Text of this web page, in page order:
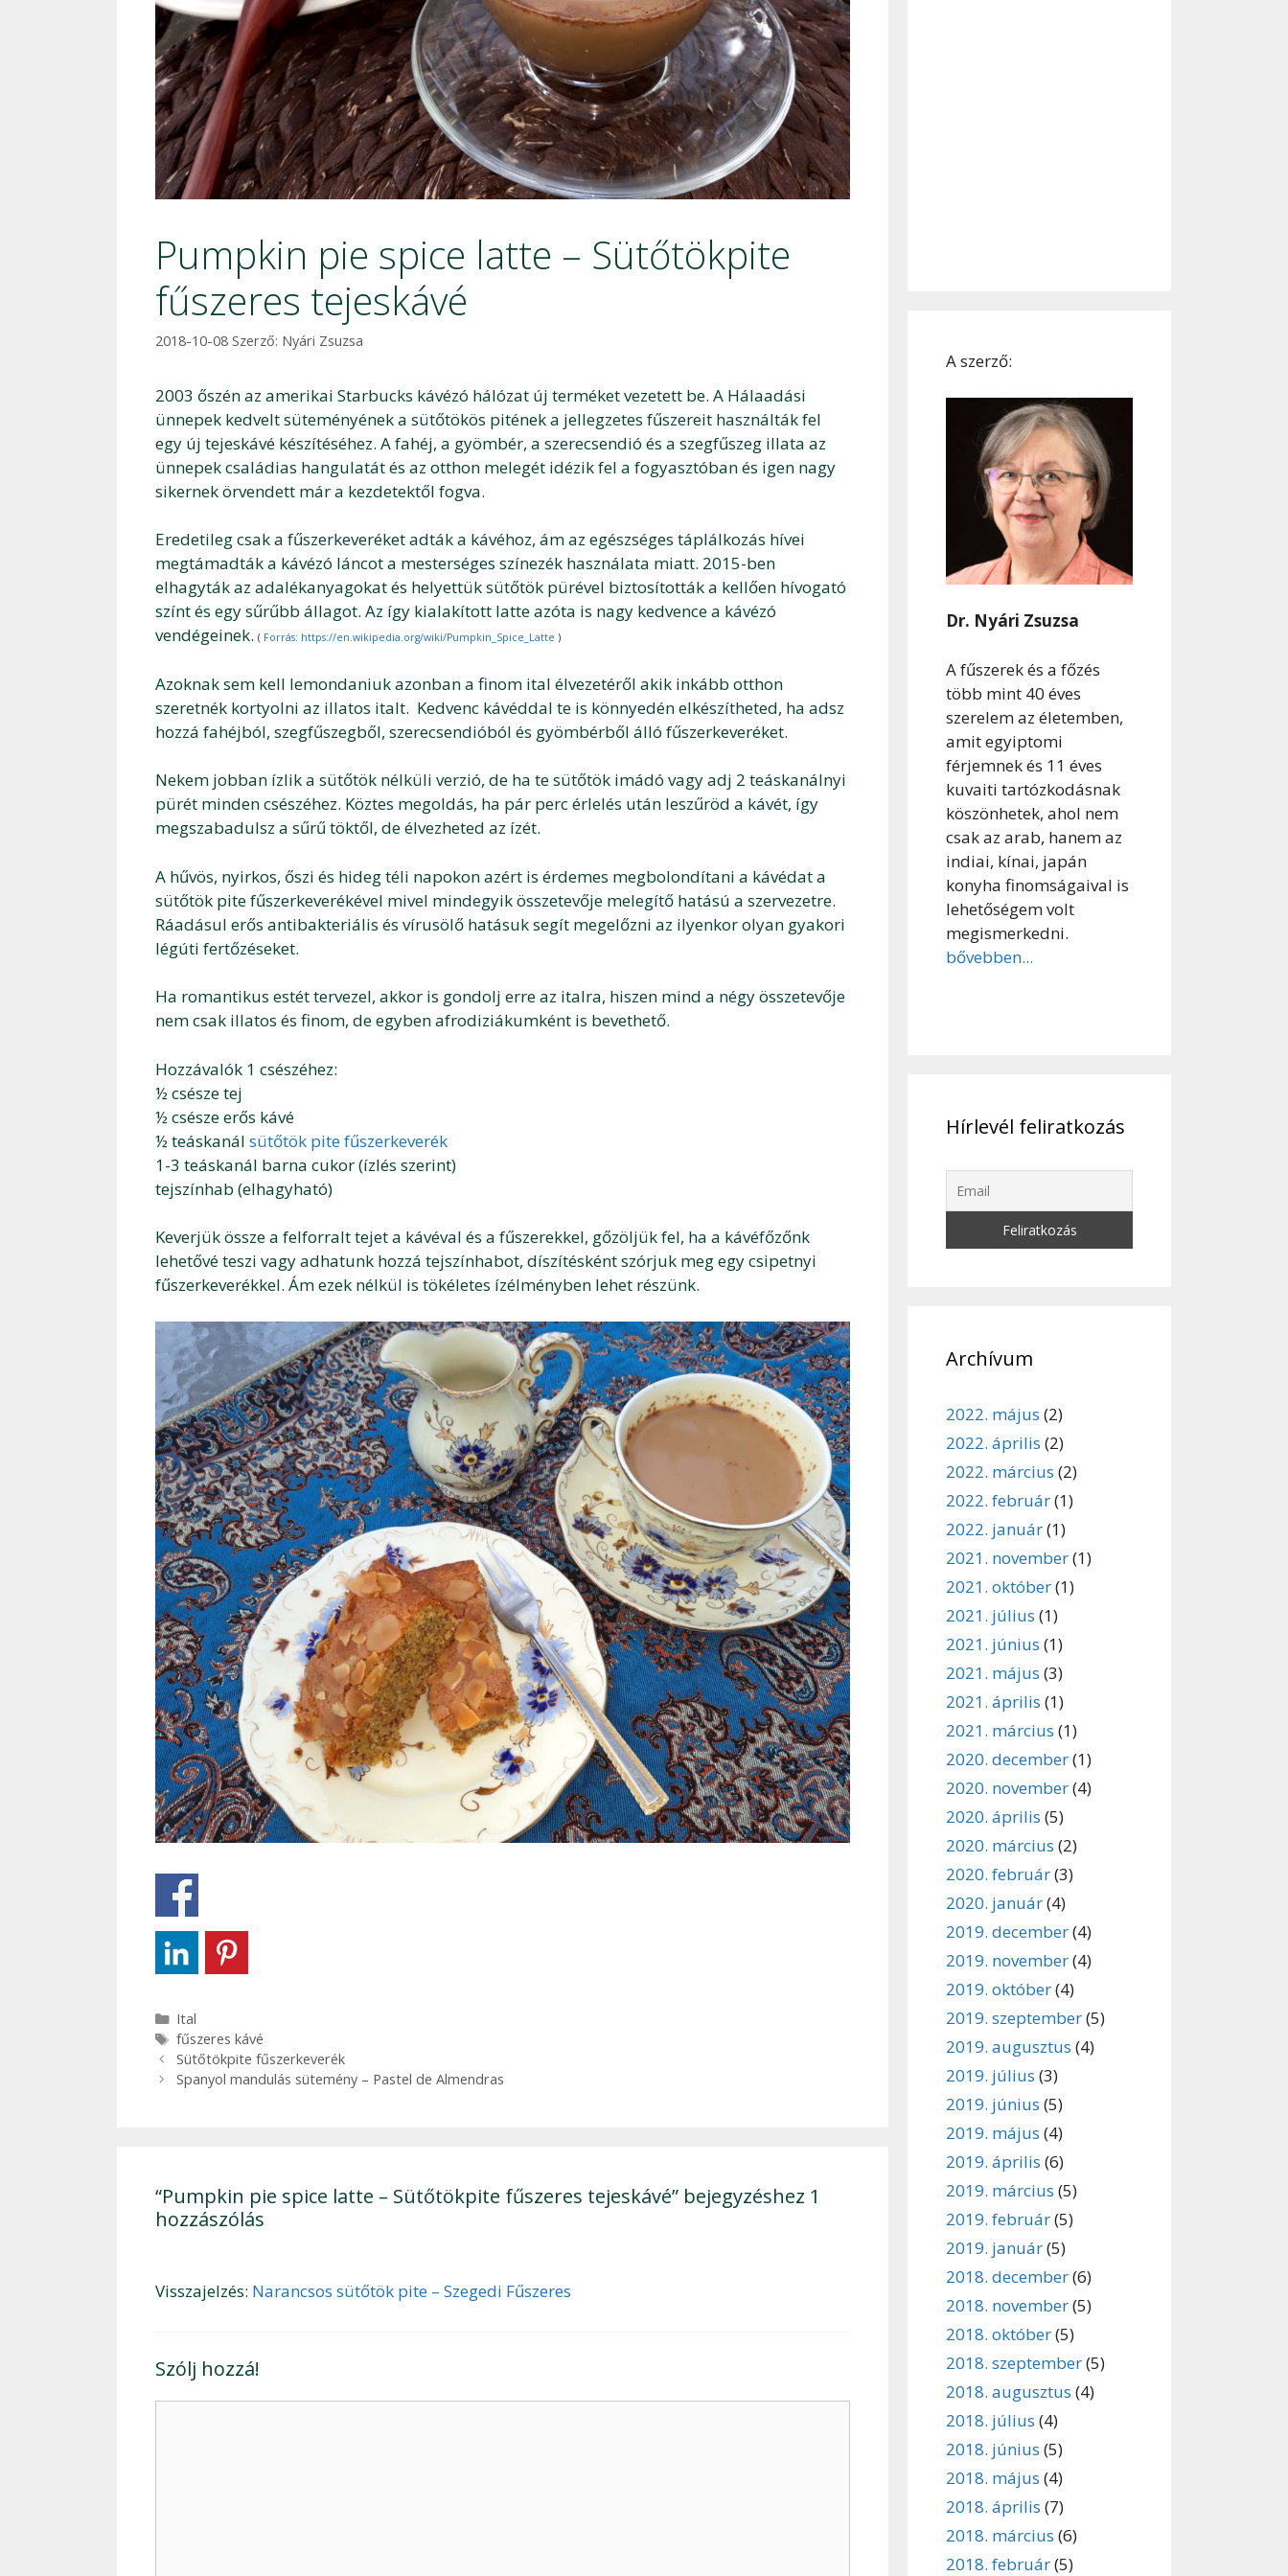
Pumpkin pie spice latte – Sütőtökpite
fűszeres tejeskávé
2018-10-08 Szerző: Nyári Zsuzsa
2003 őszén az amerikai Starbucks kávézó hálózat új terméket vezetett be. A Hálaadási
ünnepek kedvelt süteményének a sütőtökös pitének a jellegzetes fűszereit használták fel
egy új tejeskávé készítéséhez. A fahéj, a gyömbér, a szerecsendió és a szegfűszeg illata az
ünnepek családias hangulatát és az otthon melegét idézik fel a fogyasztóban és igen nagy
sikernek örvendett már a kezdetektől fogva.
Eredetileg csak a fűszerkeveréket adták a kávéhoz, ám az egészséges táplálkozás hívei
megtámadták a kávézó láncot a mesterséges színezék használata miatt. 2015-ben
elhagyták az adalékanyagokat és helyettük sütőtök pürével biztosították a kellően hívogató
színt és egy sűrűbb állagot. Az így kialakított latte azóta is nagy kedvence a kávézó
vendégeinek. ( Forrás: https://en.wikipedia.org/wiki/Pumpkin_Spice_Latte )
Azoknak sem kell lemondaniuk azonban a finom ital élvezetéről akik inkább otthon
szeretnék kortyolni az illatos italt. Kedvenc kávéddal te is könnyedén elkészítheted, ha adsz
hozzá fahéjból, szegfűszegből, szerecsendióból és gyömbérből álló fűszerkeveréket.
Nekem jobban ízlik a sütőtök nélküli verzió, de ha te sütőtök imádó vagy adj 2 teáskanálnyi
pürét minden csészéhez. Köztes megoldás, ha pár perc érlelés után leszűröd a kávét, így
megszabadulsz a sűrű töktől, de élvezheted az ízét.
A hűvös, nyirkos, őszi és hideg téli napokon azért is érdemes megbolondítani a kávédat a
sütőtök pite fűszerkeverékével mivel mindegyik összetevője melegítő hatású a szervezetre.
Ráadásul erős antibakteriális és vírusölő hatásuk segít megelőzni az ilyenkor olyan gyakori
légúti fertőzéseket.
Ha romantikus estét tervezel, akkor is gondolj erre az italra, hiszen mind a négy összetevője
nem csak illatos és finom, de egyben afrodiziákumként is bevethető.
Hozzávalók 1 csészéhez:
½ csésze tej
½ csésze erős kávé
½ teáskanál sütőtök pite fűszerkeverék
1-3 teáskanál barna cukor (ízlés szerint)
tejszínhab (elhagyható)
Keverjük össze a felforralt tejet a kávéval és a fűszerekkel, gőzöljük fel, ha a kávéfőzőnk
lehetővé teszi vagy adhatunk hozzá tejszínhabot, díszítésként szórjuk meg egy csipetnyi
fűszerkeverékkel. Ám ezek nélkül is tökéletes ízélményben lehet részünk.
Kategória
Ital
Címkék
fűszeres kávé
Bejegyzés
navigáció
Sütőtökpite fűszerkeverék
Spanyol mandulás sütemény – Pastel de Almendras
“Pumpkin pie spice latte – Sütőtökpite fűszeres tejeskávé” bejegyzéshez 1
hozzászólás
Visszajelzés: Narancsos sütőtök pite – Szegedi Fűszeres
Szólj hozzá!
A szerző:
Dr. Nyári Zsuzsa
A fűszerek és a főzés
több mint 40 éves
szerelem az életemben,
amit egyiptomi
férjemnek és 11 éves
kuvaiti tartózkodásnak
köszönhetek, ahol nem
csak az arab, hanem az
indiai, kínai, japán
konyha finomságaival is
lehetőségem volt
megismerkedni.
bővebben...
Hírlevél feliratkozás
Archívum
2022. május (2)
2022. április (2)
2022. március (2)
2022. február(1)
2022. január(1)
2021. november(1)
2021. október(1)
2021. július (1)
2021. június (1)
2021. május (3)
2021. április (1)
2021. március (1)
2020. december(1)
2020. november(4)
2020. április (5)
2020. március (2)
2020. február(3)
2020. január(4)
2019. december(4)
2019. november(4)
2019. október(4)
2019. szeptember(5)
2019. augusztus (4)
2019. július (3)
2019. június (5)
2019. május (4)
2019. április (6)
2019. március (5)
2019. február(5)
2019. január(5)
2018. december(6)
2018. november(5)
2018. október(5)
2018. szeptember(5)
2018. augusztus (4)
2018. július (4)
2018. június (5)
2018. május (4)
2018. április (7)
2018. március (6)
2018. február(5)